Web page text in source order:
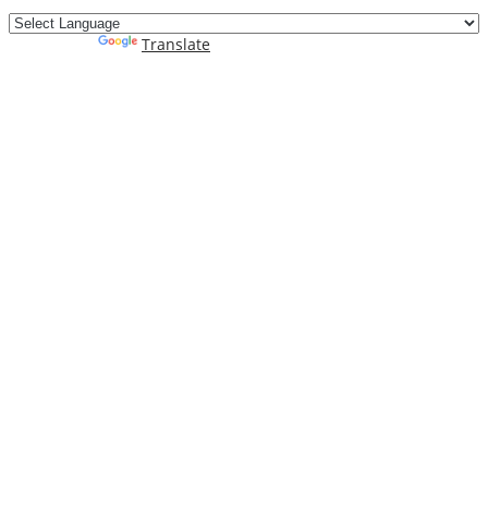
Translate